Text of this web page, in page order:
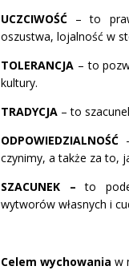
UCZCIWOŚĆ – to
oszustwa, lojalność w
TOLERANCJA – to
kultury.
TRADYCJA – to
ODPOWIEDZIALNOŚĆ
czynimy, a także za to,
SZACUNEK – to
wytworów własnych i
Celem wychowania w